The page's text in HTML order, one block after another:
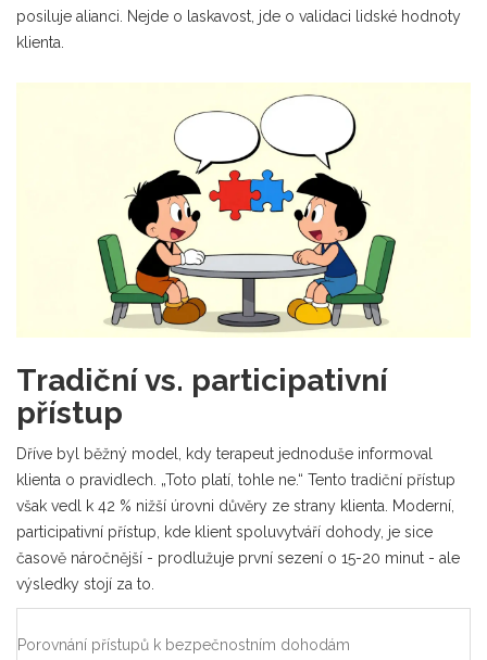
posiluje alianci. Nejde o laskavost, jde o validaci lidské hodnoty
klienta.
Tradiční vs. participativní
přístup
Dříve byl běžný model, kdy terapeut jednoduše informoval
klienta o pravidlech. „Toto platí, tohle ne.“ Tento tradiční přístup
však vedl k 42 % nižší úrovni důvěry ze strany klienta. Moderní,
participativní přístup, kde klient spoluvytváří dohody, je sice
časově náročnější - prodlužuje první sezení o 15-20 minut - ale
výsledky stojí za to.
Porovnání přístupů k bezpečnostním dohodám